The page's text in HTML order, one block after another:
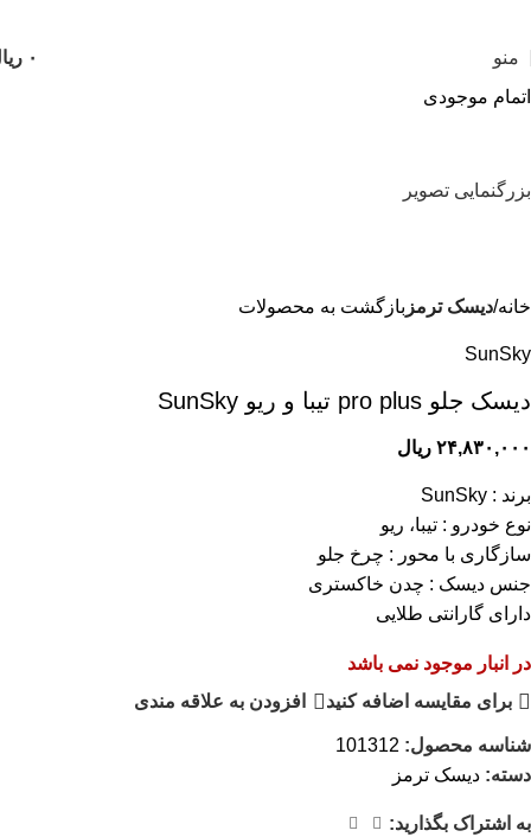
منو ۰
اتمام موجودی
بزرگنمایی تصویر
خانه دیسک ترمز بازگشت به محصولات
SunSky
ديسک جلو pro plus تيبا و ريو SunSky
۲۴,۸۳۰,۰۰۰ ریال
برند : SunSky
نوع خودرو : تیبا، ریو
سازگاری با محور : چرخ جلو
جنس دیسک : چدن خاکستری
دارای گارانتی طلایی
در انبار موجود نمی باشد
برای مقایسه اضافه کنید
افزودن به علاقه مندی
شناسه محصول: 101312
دسته: دیسک ترمز
به اشتراک بگذارید: